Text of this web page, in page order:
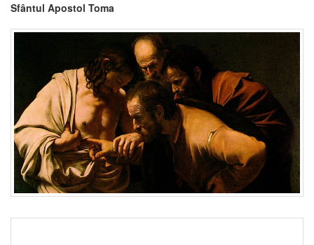
Sfântul Apostol Toma